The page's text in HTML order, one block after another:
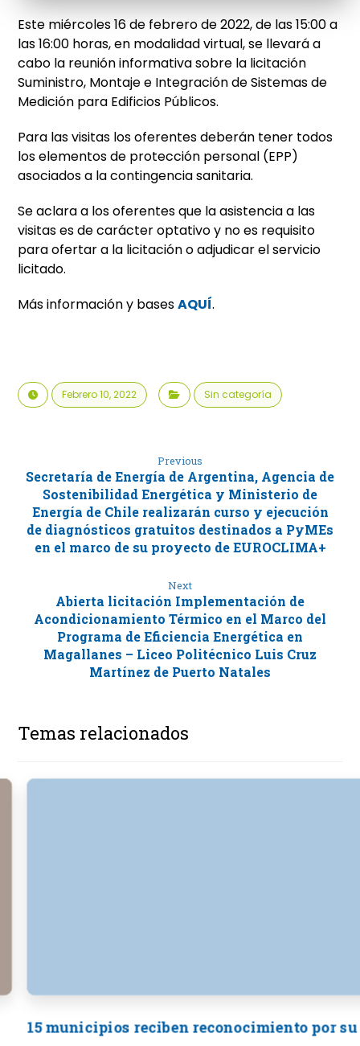
Este miércoles 16 de febrero de 2022, de las 15:00 a
las 16:00 horas, en modalidad virtual, se llevará a
cabo la reunión informativa sobre la licitación
Suministro, Montaje e Integración de Sistemas de
Medición para Edificios Públicos.
Para las visitas los oferentes deberán tener todos
los elementos de protección personal (EPP)
asociados a la contingencia sanitaria.
Se aclara a los oferentes que la asistencia a las
visitas es de carácter optativo y no es requisito
para ofertar a la licitación o adjudicar el servicio
licitado.
Más información y basesAQUÍ.
Febrero 10, 2022 Sin categoría
Previous
Secretaría de Energía de Argentina, Agencia de
Sostenibilidad Energética y Ministerio de
Energía de Chile realizarán curso y ejecución
de diagnósticos gratuitos destinados a PyMEs
en el marco de su proyecto de EUROCLIMA+
Next
Abierta licitación Implementación de
Acondicionamiento Térmico en el Marco del
Programa de Eficiencia Energética en
Magallanes – Liceo Politécnico Luis Cruz
Martínez de Puerto Natales
Temas relacionados
15 municipios reciben reconocimiento por